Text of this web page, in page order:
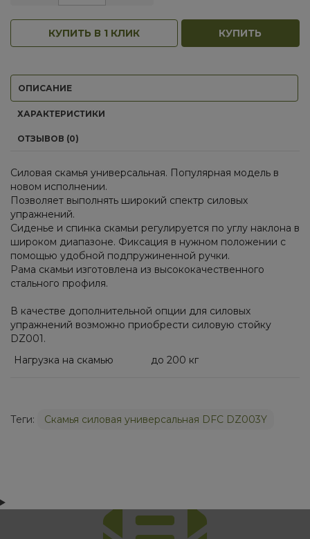
КУПИТЬ В 1 КЛИК КУПИТЬ
ОПИСАНИЕ
ХАРАКТЕРИСТИКИ
ОТЗЫВОВ (0)
Силовая скамья универсальная. Популярная модель в
новом исполнении.
Позволяет выполнять широкий спектр силовых
упражнений.
Сиденье и спинка скамьи регулируется по углу наклона в
широком диапазоне. Фиксация в нужном положении с
помощью удобной подпружиненной ручки.
Рама скамьи изготовлена из высококачественного
стального профиля.
В качестве дополнительной опции для силовых
упражнений возможно приобрести силовую стойку
DZ001.
Нагрузка на скамью
до 200 кг
Теги: Скамья силовая универсальная DFC DZ003Y